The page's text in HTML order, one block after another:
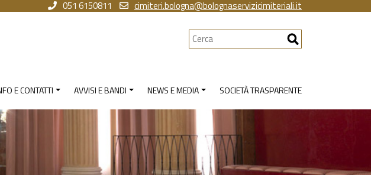
051 6150811 cimiteri.bologna@bolognaservizicimiteriali.it
Cerca
E CONTATTI AVVISI E BANDI NEWS E MEDIA SOCIETÀ TRASPARENTE